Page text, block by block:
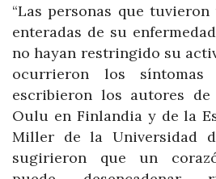
“Las personas que
enteradas de su
no hayan restringido su
ocurrieron los síntomas
escribieron los autores
Oulu en Finlandia y de la
Miller de la Universidad
sugirieron que un